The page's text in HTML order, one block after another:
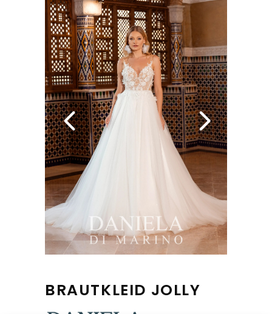
BRAUTKLEID JOLLY